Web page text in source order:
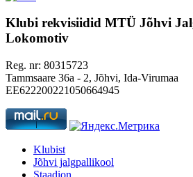
Klubi rekvisiidid MTÜ Jõhvi
Lokomotiv
Reg. nr: 80315723
Tammsaare 36a - 2, Jõhvi, Ida-Virumaa
EE622200221050664945
Klubist
Jõhvi jalgpallikool